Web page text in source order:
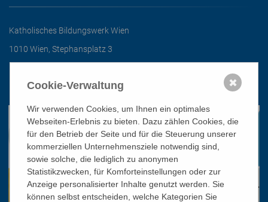
Katholisches Bildungswerk Wien
1010 Wien, Stephansplatz 3
office@bildungswerk.at
Cookie-Verwaltung
Wir verwenden Cookies, um Ihnen ein optimales
Webseiten-Erlebnis zu bieten. Dazu zählen Cookies, die
für den Betrieb der Seite und für die Steuerung unserer
kommerziellen Unternehmensziele notwendig sind,
sowie solche, die lediglich zu anonymen
Statistikzwecken, für Komforteinstellungen oder zur
Anzeige personalisierter Inhalte genutzt werden. Sie
können selbst entscheiden, welche Kategorien Sie
✖